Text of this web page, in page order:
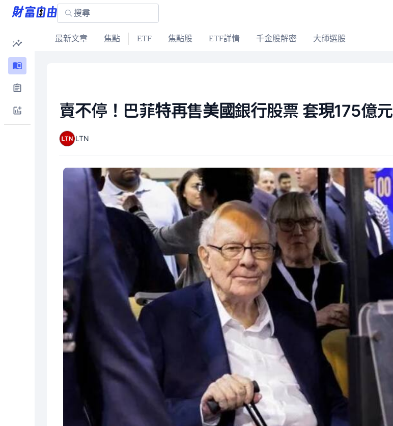
最新文章 焦點 ETF 焦點股 ETF詳情 千金股解密 大師選股
賣不停！巴菲特再售美國銀行股票 套現175億元
LTN